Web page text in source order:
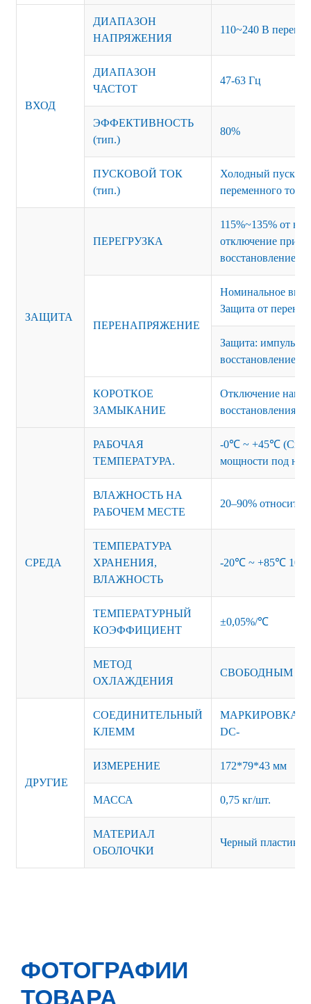
ВХОД
ДИАПАЗОН
НАПРЯЖЕНИЯ
110~240 В
ДИАПАЗОН
ЧАСТОТ
47-63 Гц
ЭФФЕКТИВНОСТЬ
(тип.)
80%
ПУСКОВОЙ ТОК
(тип.)
Холодный пуск
переменного тока
ЗАЩИТА
ПЕРЕГРУЗКА
115%~135% от
отключение при
восстановление.
ПЕРЕНАПРЯЖЕНИЕ
Номинальное
Защита от
Защита:
восстановление
КОРОТКОЕ
ЗАМЫКАНИЕ
Отключение
восстановления
СРЕДА
РАБОЧАЯ
ТЕМПЕРАТУРА.
-0℃ ~ +45℃ (См.
мощности под
ВЛАЖНОСТЬ НА
РАБОЧЕМ МЕСТЕ
20–90%
ТЕМПЕРАТУРА
ХРАНЕНИЯ,
ВЛАЖНОСТЬ
-20℃ ~ +85℃
ТЕМПЕРАТУРНЫЙ
КОЭФФИЦИЕНТ
±0,05%/℃
МЕТОД
ОХЛАЖДЕНИЯ
СВОБОДНЫМ
ДРУГИЕ
СОЕДИНИТЕЛЬНЫЙ
КЛЕММ
МАРКИРОВКА:
DC-
ИЗМЕРЕНИЕ 172*79*43 мм
МАССА 0,75 кг/шт.
МАТЕРИАЛ
ОБОЛОЧКИ
Черный пластик
ФОТОГРАФИИ
ТОВАРА